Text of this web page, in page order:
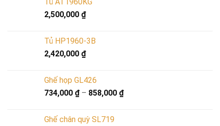
2,500,000 ₫
Tủ HP1960-3B
2,420,000 ₫
Ghế họp GL426
734,000 ₫– 858,000 ₫
Ghế chân quỳ SL719